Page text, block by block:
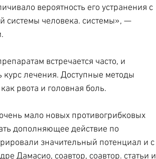
вероятность его устранения с
человека. системы», —
встречается часто, и
лечения. Доступные методы
рвота и головная боль.
мало новых противогрибковых
дополняющее действие по
значительный потенциал и с
Дамасио, соавтор, соавтор. статьи и